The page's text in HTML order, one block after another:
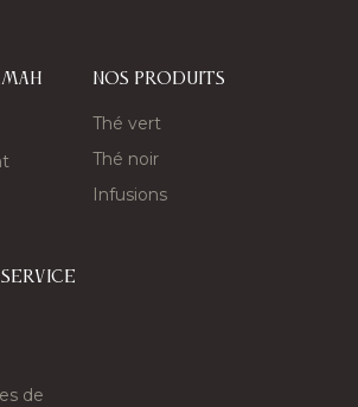
nos produits
Thé vert
Thé noir
Infusions
de